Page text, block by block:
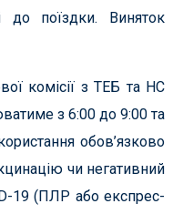
поїздки. Виняток
комісії з ТЕБ та НС
з 6:00 до 9:00 та
обов’язково
чи негативний
19 (ПЛР або експрес-